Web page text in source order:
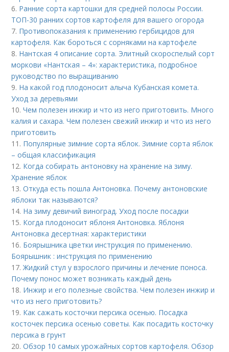
6. Ранние сорта картошки для средней полосы России.
ТОП-30 ранних сортов картофеля для вашего огорода
7. Противопоказания к применению гербицидов для
картофеля. Как бороться с сорняками на картофеле
8. Нантская 4 описание сорта. Элитный скороспелый сорт
моркови «Нантская – 4»: характеристика, подробное
руководство по выращиванию
9. На какой год плодоносит алыча Кубанская комета.
Уход за деревьями
10.Чем полезен инжир и что из него приготовить. Много
калия и сахара. Чем полезен свежий инжир и что из него
приготовить
11. Популярные зимние сорта яблок. Зимние сорта яблок
– общая классификация
12. Когда собирать антоновку на хранение на зиму.
Хранение яблок
13.Откуда есть пошла Антоновка. Почему антоновские
яблоки так называются?
14. На зиму девичий виноград. Уход после посадки
15. Когда плодоносит яблоня Антоновка. Яблоня
Антоновка десертная: характеристики
16. Боярышника цветки инструкция по применению.
Боярышник : инструкция по применению
17.Жидкий стул у взрослого причины и лечение поноса.
Почему понос может возникать каждый день
18. Инжир и его полезные свойства. Чем полезен инжир и
что из него приготовить?
19. Как сажать косточки персика осенью. Посадка
косточек персика осенью советы. Как посадить косточку
персика в грунт
20.Обзор 10 самых урожайных сортов картофеля. Обзор